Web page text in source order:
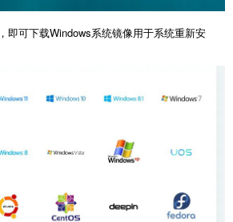
即可下载Windows系统镜像用于系统重新安